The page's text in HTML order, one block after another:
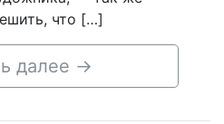
что […]
далее →